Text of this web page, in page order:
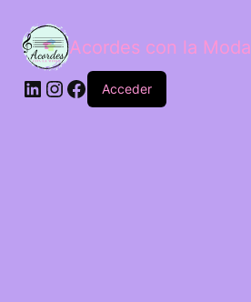
Acordes con la Moda
Acceder